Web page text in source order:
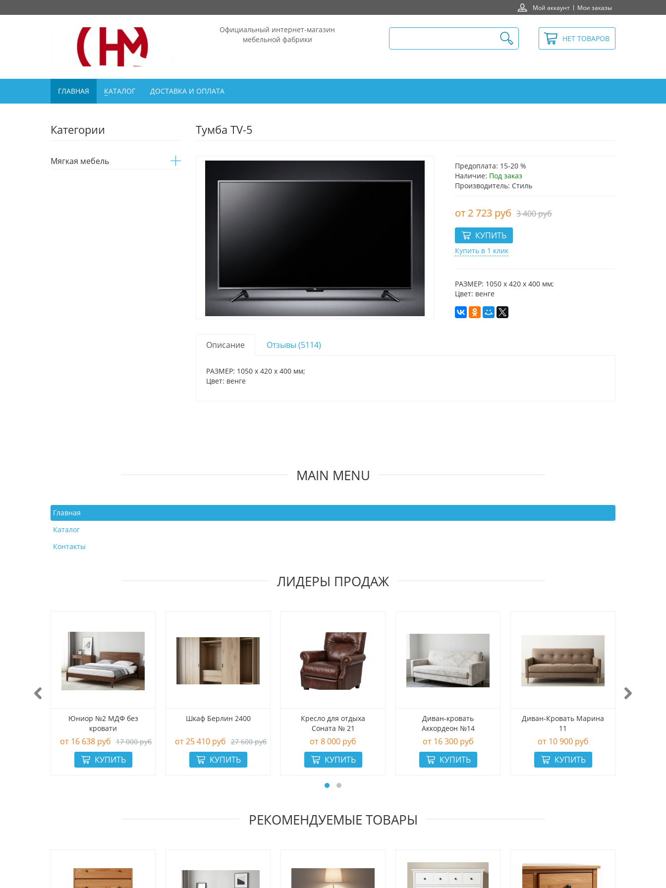
Мой аккаунт Мои заказы
Официальный интернет-магазин
мебельной фабрики
НЕТ ТОВАРОВ
ГЛАВНАЯ КАТАЛОГ ДОСТАВКА И ОПЛАТА
Тумба TV-5
Предоплата: 15-20 %
Наличие: Под заказ
Производитель: Стиль
2 723 руб 3 400 руб
Купить в 1 клик
РАЗМЕР: 1050 х 420 х 400 мм;
Цвет: венге
Описание Отзывы (5114)
РАЗМЕР: 1050 х 420 х 400 мм;
Цвет: венге
Категории
Мягкая мебель
MAIN MENU
Главная
Каталог
Контакты
ЛИДЕРЫ ПРОДАЖ
Юниор №2 МДФ без
кровати
16 638 руб 17 000 руб
Шкаф Берлин 2400
25 410 руб 27 600 руб
Кресло для отдыха
Соната № 21
8 000 руб
Диван-кровать
Аккордеон №14
16 300 руб
Диван-Кровать Марина
11
10 900 руб
РЕКОМЕНДУЕМЫЕ ТОВАРЫ